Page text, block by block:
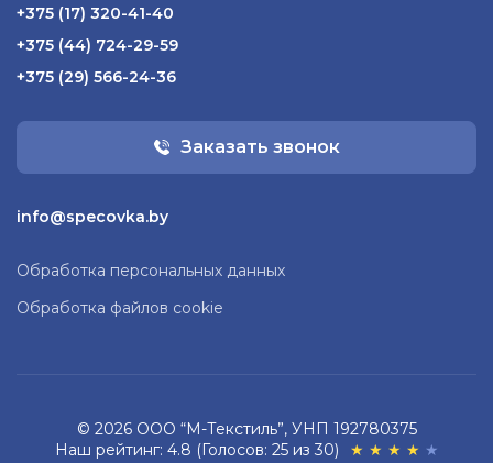
+375 (17) 320-41-40
+375 (44) 724-29-59
+375 (29) 566-24-36
Заказать звонок
info@specovka.by
Обработка персональных данных
Обработка файлов cookie
© 2026 ООО “М-Текстиль”, УНП 192780375
Наш рейтинг: 4.8 (Голосов: 25 из 30)
★ ★ ★ ★ ★